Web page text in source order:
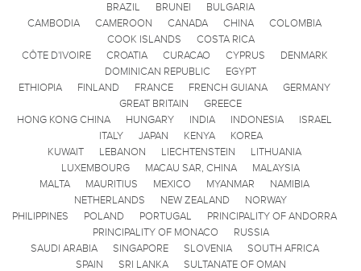
BRAZIL
BRUNEI
BULGARIA
CAMBODIA
CAMEROON CANADA CHINA
COLOMBIA
COOK ISLANDS
COSTA RICA
CÔTE D'IVOIRE
CROATIA CURACAO CYPRUS
DENMARK
DOMINICAN REPUBLIC
EGYPT
ETHIOPIA
FINLAND FRANCE FRENCH GUIANA
GERMANY
GREAT BRITAIN
GREECE
HONG KONG CHINA
HUNGARY INDIA INDONESIA
ISRAEL
ITALY
JAPAN KENYA
KOREA
KUWAIT
LEBANON LIECHTENSTEIN
LITHUANIA
LUXEMBOURG
MACAU SAR, CHINA
MALAYSIA
MALTA
MAURITIUS MEXICO MYANMAR
NAMIBIA
NETHERLANDS
NEW ZEALAND
NORWAY
PHILIPPINES
POLAND PORTUGAL
PRINCIPALITY OF ANDORRA
PRINCIPALITY OF MONACO
RUSSIA
SAUDI ARABIA
SINGAPORE SLOVENIA
SOUTH AFRICA
SPAIN
SRI LANKA SULTANATE OF OMAN